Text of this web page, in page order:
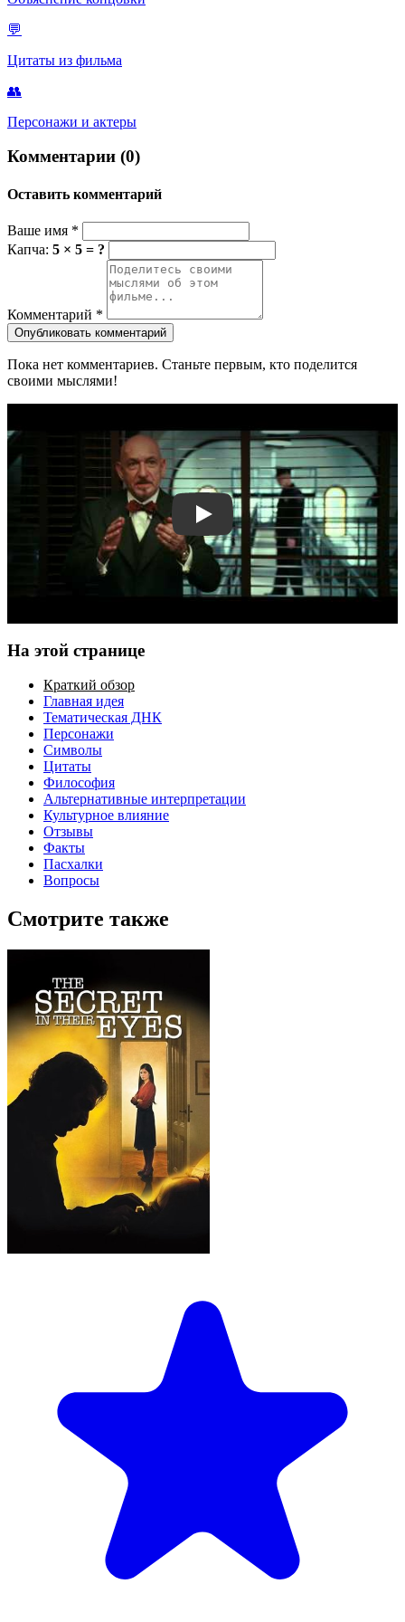
💬
Цитаты из фильма
👥
Персонажи и актеры
Комментарии (0)
Оставить комментарий
Ваше имя *
Капча: 5 × 5 = ?
Комментарий *
Опубликовать комментарий
Пока нет комментариев. Станьте первым, кто поделится
своими мыслями!
Смотреть трейлер
На этой странице
Краткий обзор
Главная идея
Тематическая ДНК
Персонажи
Символы
Цитаты
Философия
Альтернативные интерпретации
Культурное влияние
Отзывы
Факты
Пасхалки
Вопросы
Смотрите также